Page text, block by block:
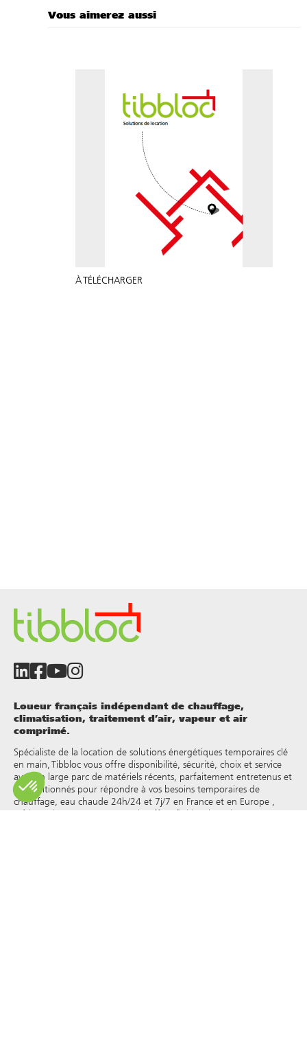
Vous aimerez aussi
À TÉLÉCHARGER
Loueur français indépendant de chauffage,
climatisation, traitement d’air, vapeur et air
comprimé.
Spécialiste de la location de solutions énergétiques temporaires clé
en main, Tibbloc vous offre disponibilité, sécurité, choix et service
avec un large parc de matériels récents, parfaitement entretenus et
reconditionnés pour répondre à vos besoins temporaires de
chauffage, eau chaude 24h/24 et 7j/7 en France et en Europe ,
réfrigération, vapeur, eau surchauffée, fluides thermiques et autres.